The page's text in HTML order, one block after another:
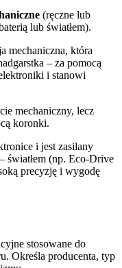
(ręczne lub
lub światłem).
mechaniczna, która
– za pomocą
i stanowi
mechaniczny, lecz
koronki.
i jest zasilany
światłem (np. Eco-Drive
precyzję i wygodę
stosowane do
Określa producenta, typ